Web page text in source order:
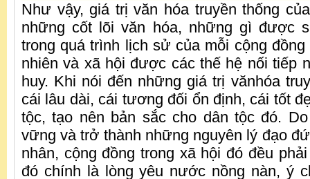
Như vậy, giá trị văn hóa truyền thống
những cốt lõi văn hóa, những gì được
trong quá trình lịch sử của mỗi cộng
nhiên và xã hội được các thế hệ nối tiếp
huy. Khi nói đến những giá trị vănhóa
cái lâu dài, cái tương đối ổn định, cái tốt
tộc, tạo nên bản sắc cho dân tộc đó.
vững và trở thành những nguyên lý đạo
nhân, cộng đồng trong xã hội đó đều
đó chính là lòng yêu nước nồng nàn, ý